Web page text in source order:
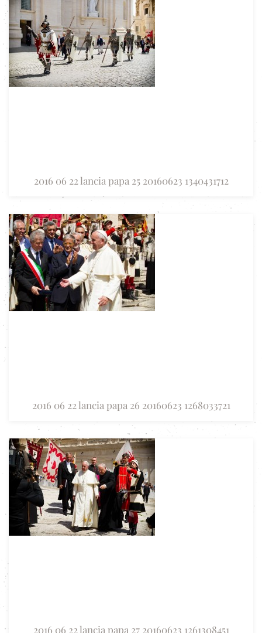
2016 06 22 lancia papa 25 20160623 1340431712
2016 06 22 lancia papa 26 20160623 1268033721
2016 06 22 lancia papa 27 20160623 1261308451